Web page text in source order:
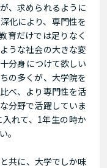
、求められるように
化により、専門性を
育だけでは足りなく
うな社会の大きな変
分身につけて欲しい
の多くが、大学院を
べ、より専門性を活
分野で活躍していま
れて、1年生の時か
。
共に、大学でしか味